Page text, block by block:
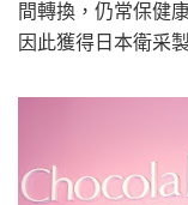
間轉換，仍常保健
因此獲得日本衛采